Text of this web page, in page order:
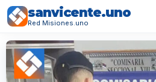
sanvicente.uno
Red Misiones.uno